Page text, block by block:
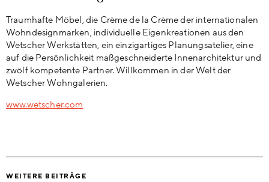
Traumhafte Möbel, die Crème de la Crème der internationalen
Wohndesignmarken, individuelle Eigenkreationen aus den
Wetscher Werkstätten, ein einzigartiges Planungsatelier, eine
auf die Persönlichkeit maßgeschneiderte Innenarchitektur und
zwölf kompetente Partner. Willkommen in der Welt der
Wetscher Wohngalerien.
www.wetscher.com
WEITERE BEITRÄGE